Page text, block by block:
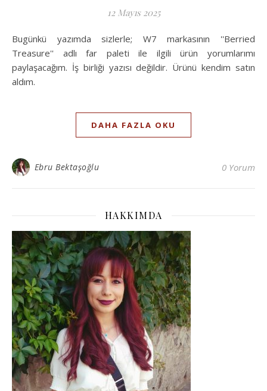
12 Mayıs 2025
Bugünkü yazımda sizlerle; W7 markasının ''Berried
Treasure'' adlı far paleti ile ilgili ürün yorumlarımı
paylaşacağım. İş birliği yazısı değildir. Ürünü kendim satın
aldım.
DAHA FAZLA OKU
Ebru Bektaşoğlu 0 Yorum
HAKKIMDA